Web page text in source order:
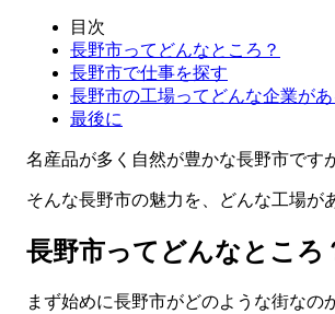
目次
長野市ってどんなところ？
長野市で仕事を探す
長野市の工場ってどんな企業があ
最後に
名産品が多く自然が豊かな長野市です
そんな長野市の魅力を、どんな工場が
長野市ってどんなところ
まず始めに長野市がどのような街なの